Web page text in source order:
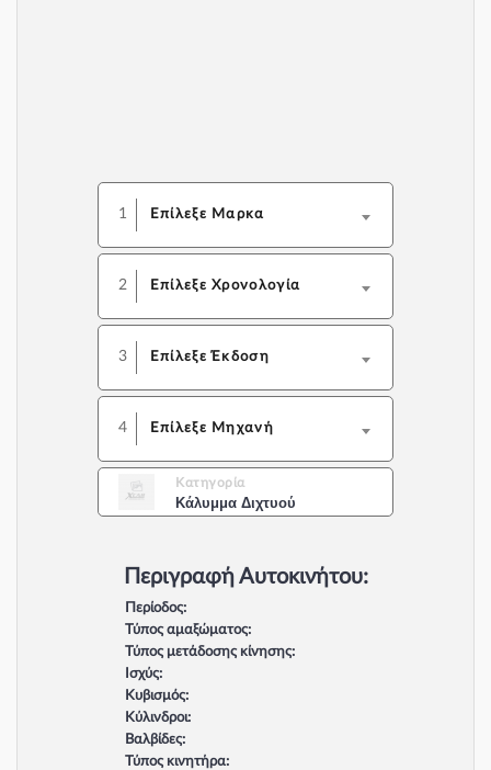
1 Επίλεξε Μαρκα
2 Επίλεξε Χρονολογία
3 Επίλεξε Έκδοση
4 Επίλεξε Μηχανή
Κατηγορία
Κάλυμμα Διχτυού
Περιγραφή Αυτοκινήτου:
Περίοδος:
Τύπος αμαξώματος:
Τύπος μετάδοσης κίνησης:
Ισχύς:
Κυβισμός:
Κύλινδροι:
Βαλβίδες:
Τύπος κινητήρα: